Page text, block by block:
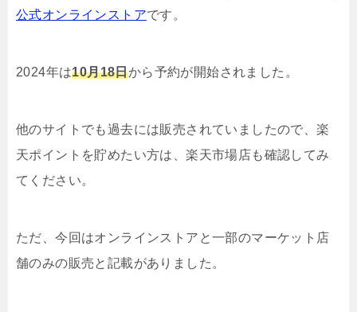
公式オンラインストアです。
2024年は10月18日から予約が開始されました。
他のサイトでも過去には販売されていましたので、楽
天ポイントを貯めたい方は、楽天市場店も確認してみ
てください。
ただ、今回はオンラインストアと一部のマーケット店
舗のみの販売と記載がありました。